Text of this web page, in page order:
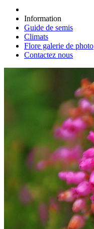
Information
Guide de semis
Climats
Flore galerie de photo
Contactez nous